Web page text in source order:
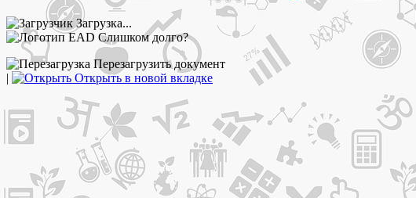
Загрузка...
Слишком долго?
Перезагрузить документ
|
Открыть в новой вкладке